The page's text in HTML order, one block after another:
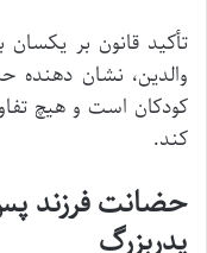
تأکید قانون بر یکسان
والدین، نشان دهنده
کودکان است و هیچ
کند.
حضانت فرزند
پدربزرگ